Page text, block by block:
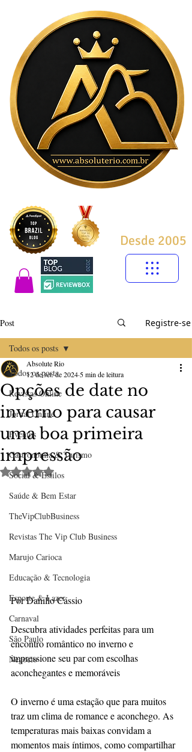
Desde 2005
Post Registre-se
Todos os posts
Revistas Online
Jornal Online
Eventos
Gastronomia & Turismo
Social & Estilos
Saúde & Bem Estar
TheVipClubBusiness
Revistas The Vip Club Business
Marujo Carioca
Educação & Tecnologia
Esporte & Lazer
Carnaval
São Paulo
Negocio
Todos os posts
Opções de date no
inverno para causar
uma boa primeira
impressão
Absolute Rio
12 de set. de 2024 5 min de leitura
Avaliado com NaN de 5 estrelas.
Por Danillo Cássio
Descubra atividades perfeitas para um
encontro romântico no inverno e
impressione seu par com escolhas
aconchegantes e memoráveis
O inverno é uma estação que para muitos
traz um clima de romance e aconchego. As
temperaturas mais baixas convidam a
momentos mais íntimos, como compartilhar